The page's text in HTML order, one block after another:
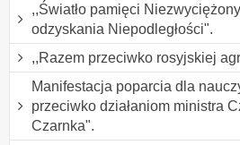
,,Światło pamięci
odzyskania Niepodległości".
,,Razem przeciwko rosyjskiej
Manifestacja poparcia dla
przeciwko działaniom ministra
Czarnka".